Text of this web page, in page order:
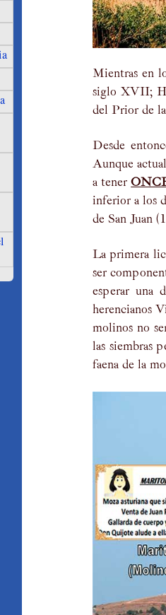
Mientras en
siglo XVII;
del Prior de la
Desde
Aunque
a tener
inferior a los
de San Juan
La primera
ser
esperar una
herencianos
molinos no
las siembras
faena de la